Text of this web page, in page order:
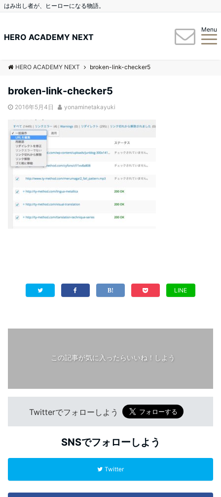
はみ出し者が、ヒーローになる物語。
HERO ACADEMY NEXT
Menu
HERO ACADEMY NEXT broken-link-checker5
broken-link-checker5
2016年5月4日 yonaminetakayuki
LINE
この記事が気に入ったらいいね！しよう
Twitterでフォローしよう
SNSでフォローしよう
Twitter